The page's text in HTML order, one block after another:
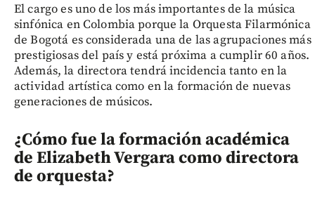
El cargo es uno de los más importantes de la música
sinfónica en Colombia porque la Orquesta Filarmónica
de Bogotá es considerada una de las agrupaciones más
prestigiosas del país y está próxima a cumplir 60 años.
Además, la directora tendrá incidencia tanto en la
actividad artística como en la formación de nuevas
generaciones de músicos.
¿Cómo fue la formación académica
de Elizabeth Vergara como directora
de orquesta?